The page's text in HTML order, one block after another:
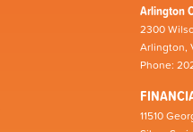
Arlington
2300
Arlington,
Phone:
11510